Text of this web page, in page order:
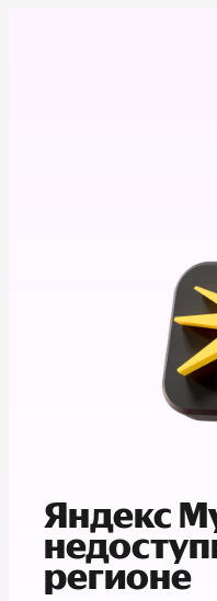
Яндекс
регионе